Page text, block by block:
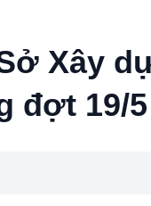
Xây
đợt 19/5